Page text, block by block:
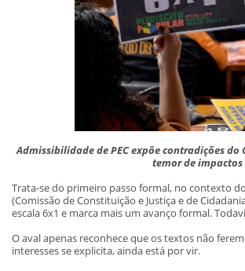
Admissibilidade de PEC expõe contradições
temor de
Trata-se do primeiro passo formal, no contexto
(Comissão de Constituição e Justiça e de
escala 6x1 e marca mais um avanço formal.
O aval apenas reconhece que os textos não
interesses se explicita, ainda está por vir.